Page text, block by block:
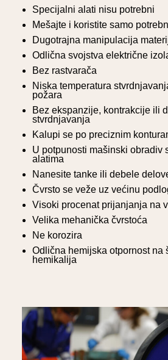
Specijalni alati nisu potrebni
Mešajte i koristite samo
Dugotrajna manipulacija
Odlična svojstva električne
Bez rastvarača
Niska temperatura
požara
Bez ekspanzije, kontrakcije ili
stvrdnjavanja
Kalupi se po preciznim
U potpunosti mašinski obradiv
alatima
Nanesite tanke ili debele
Čvrsto se veže uz većinu
Visoki procenat prijanjanja na
Velika mehanička čvrstoća
Ne korozira
Odlična hemijska otpornost na
hemikalija